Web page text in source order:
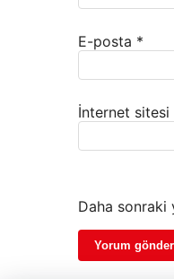
E-posta *
İnternet sitesi
Daha sonraki